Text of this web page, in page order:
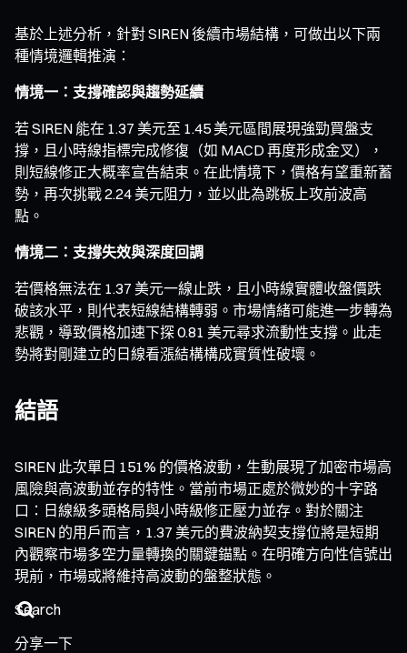
基於上述分析，針對 SIREN 後續市場結構，可做出以下兩
種情境邏輯推演：
情境一：支撐確認與趨勢延續
若 SIREN 能在 1.37 美元至 1.45 美元區間展現強勁買盤支
撐，且小時線指標完成修復（如 MACD 再度形成金叉），
則短線修正大概率宣告結束。在此情境下，價格有望重新蓄
勢，再次挑戰 2.24 美元阻力，並以此為跳板上攻前波高
點。
情境二：支撐失效與深度回調
若價格無法在 1.37 美元一線止跌，且小時線實體收盤價跌
破該水平，則代表短線結構轉弱。市場情緒可能進一步轉為
悲觀，導致價格加速下探 0.81 美元尋求流動性支撐。此走
勢將對剛建立的日線看漲結構構成實質性破壞。
結語
SIREN 此次單日 151% 的價格波動，生動展現了加密市場高
風險與高波動並存的特性。當前市場正處於微妙的十字路
口：日線級多頭格局與小時級修正壓力並存。對於關注
SIREN 的用戶而言，1.37 美元的費波納契支撐位將是短期
內觀察市場多空力量轉換的關鍵錨點。在明確方向性信號出
現前，市場或將維持高波動的盤整狀態。
分享一下